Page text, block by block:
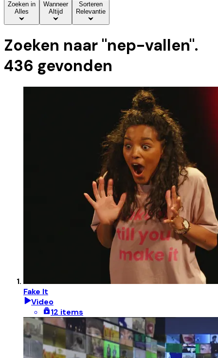
Zoeken in
Alles
Wanneer
Altijd
Sorteren
Relevantie
Zoeken naar "nep-vallen".
436 gevonden
Fake It
Video
12 items